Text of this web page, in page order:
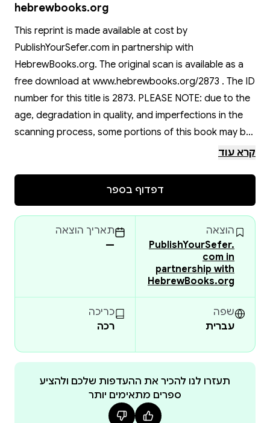
hebrewbooks.org
This reprint is made available at cost by
PublishYourSefer.com in partnership with
HebrewBooks.org. The original scan is available as a
free download at www.hebrewbooks.org/2873 . The ID
number for this title is 2873. PLEASE NOTE: due to the
age, degradation in quality, and imperfections in the
scanning process, some portions of this book may be
obscured, damaged or incomplete. Please check the
קרא עוד
דפדוף בספר
הוצאה
PublishYourSefer.
com in
partnership with
HebrewBooks.org
תאריך הוצאה
—
שפה
עברית
כריכה
רכה
תעזרו לנו להכיר את ההעדפות שלכם ולהציע
ספרים מתאימים יותר